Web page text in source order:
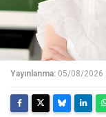
Yayınlanma: 05/08/2026